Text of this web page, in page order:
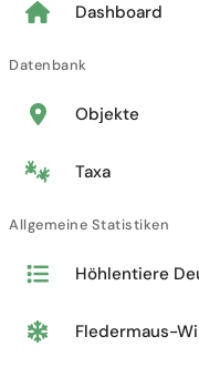
Dashboard
Datenbank
Objekte
Taxa
Allgemeine Statistiken
Höhlentiere
Fledermaus-